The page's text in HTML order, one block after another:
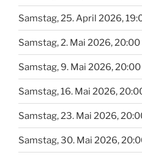
Samstag, 25. April 2026,
Samstag, 2. Mai 2026, 20:00
Samstag, 9. Mai 2026,
Samstag, 16. Mai 2026,
Samstag, 23. Mai 2026,
Samstag, 30. Mai 2026,